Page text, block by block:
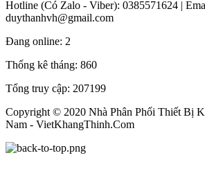
Hotline (Có Zalo - Viber): 0385571624 |
duythanhvh@gmail.com
Đang online: 2
Thống kê tháng: 860
Tổng truy cập: 207199
Copyright © 2020 Nhà Phân Phối Thiết Bị
Nam - VietKhangThinh.Com